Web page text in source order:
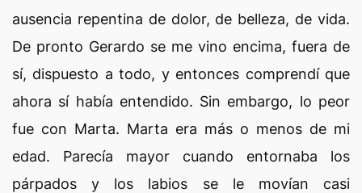
ausencia repentina de dolor, de belleza, de vida.
De pronto Gerardo se me vino encima, fuera de
sí, dispuesto a todo, y entonces comprendí que
ahora sí había entendido. Sin embargo, lo peor
fue con Marta. Marta era más o menos de mi
edad. Parecía mayor cuando entornaba los
párpados y los labios se le movían casi